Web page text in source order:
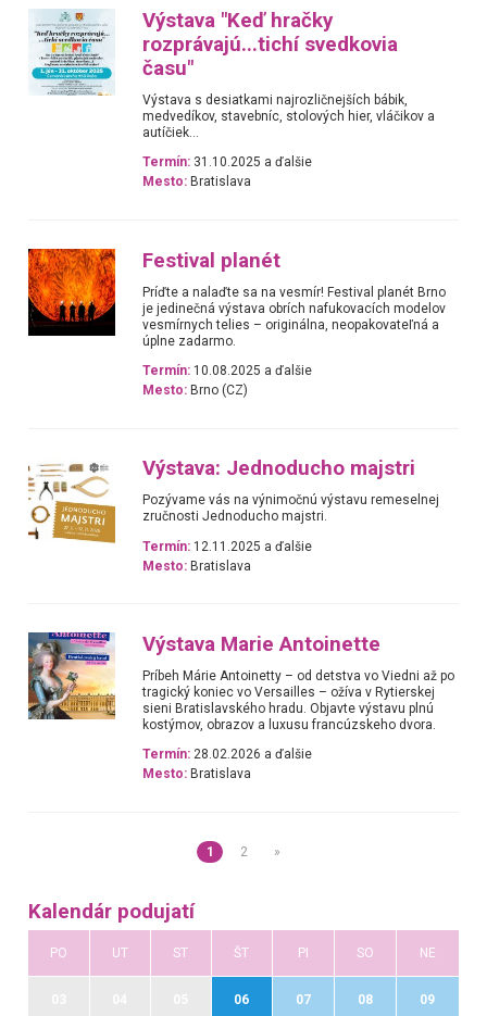
Výstava "Keď hračky
rozprávajú...tichí svedkovia
času"
Výstava s desiatkami najrozličnejších bábik,
medvedíkov, stavebníc, stolových hier, vláčikov a
autíčiek...
Termín: 31.10.2025 a ďalšie
Mesto: Bratislava
Festival planét
Príďte a nalaďte sa na vesmír! Festival planét Brno
je jedinečná výstava obrích nafukovacích modelov
vesmírnych telies – originálna, neopakovateľná a
úplne zadarmo.
Termín: 10.08.2025 a ďalšie
Mesto: Brno (CZ)
Výstava: Jednoducho majstri
Pozývame vás na výnimočnú výstavu remeselnej
zručnosti Jednoducho majstri.
Termín: 12.11.2025 a ďalšie
Mesto: Bratislava
Výstava Marie Antoinette
Príbeh Márie Antoinetty – od detstva vo Viedni až po
tragický koniec vo Versailles – ožíva v Rytierskej
sieni Bratislavského hradu. Objavte výstavu plnú
kostýmov, obrazov a luxusu francúzskeho dvora.
Termín: 28.02.2026 a ďalšie
Mesto: Bratislava
1 2 »
Kalendár podujatí
PO UT ST ŠT PI SO NE
06 07 08 09